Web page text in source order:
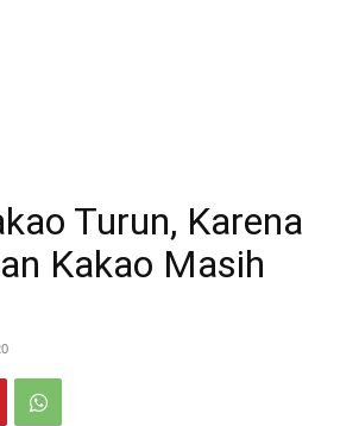
Turun, Karena
Kakao Masih